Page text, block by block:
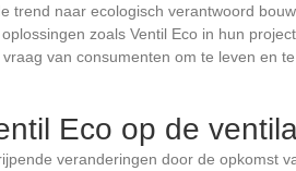
trend naar ecologisch verantwoord
zoals Ventil Eco in hun
van consumenten om te leven en
Eco op de
veranderingen door de opkomst